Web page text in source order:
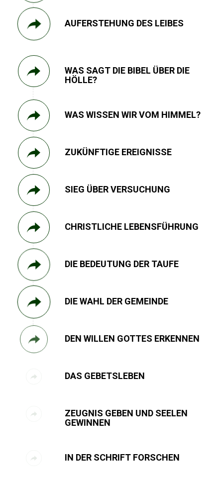
AUFERSTEHUNG DES LEIBES
WAS SAGT DIE BIBEL ÜBER DIE
HÖLLE?
WAS WISSEN WIR VOM HIMMEL?
ZUKÜNFTIGE EREIGNISSE
SIEG ÜBER VERSUCHUNG
CHRISTLICHE LEBENSFÜHRUNG
DIE BEDEUTUNG DER TAUFE
DIE WAHL DER GEMEINDE
DEN WILLEN GOTTES ERKENNEN
DAS GEBETSLEBEN
ZEUGNIS GEBEN UND SEELEN
GEWINNEN
IN DER SCHRIFT FORSCHEN